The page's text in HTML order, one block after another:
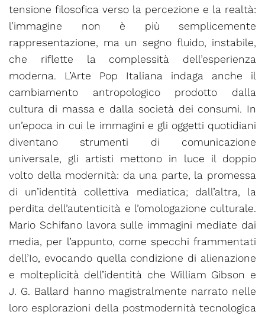
tensione filosofica verso la percezione e la realtà:
l’immagine non è più semplicemente
rappresentazione, ma un segno fluido, instabile,
che riflette la complessità dell’esperienza
moderna. L’Arte Pop Italiana indaga anche il
cambiamento antropologico prodotto dalla
cultura di massa e dalla società dei consumi. In
un’epoca in cui le immagini e gli oggetti quotidiani
diventano strumenti di comunicazione
universale, gli artisti mettono in luce il doppio
volto della modernità: da una parte, la promessa
di un’identità collettiva mediatica; dall’altra, la
perdita dell’autenticità e l’omologazione culturale.
Mario Schifano lavora sulle immagini mediate dai
media, per l’appunto, come specchi frammentati
dell’Io, evocando quella condizione di alienazione
e molteplicità dell’identità che William Gibson e
J. G. Ballard hanno magistralmente narrato nelle
loro esplorazioni della postmodernità tecnologica